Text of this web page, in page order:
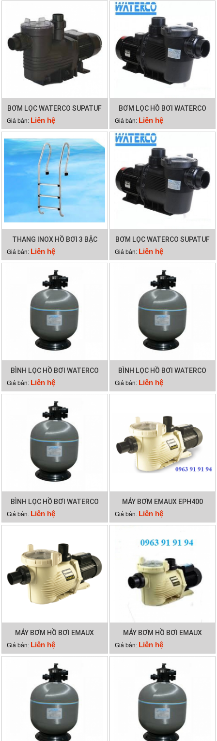
BƠM LỌC WATERCO SUPATUF
150
Giá bán: Liên hệ
BƠM LỌC HỒ BƠI WATERCO
SUPATUF
Giá bán: Liên hệ
THANG INOX HỒ BƠI 3 BẬC
Giá bán: Liên hệ
BƠM LỌC WATERCO SUPATUF
100
Giá bán: Liên hệ
BÌNH LỌC HỒ BƠI WATERCO
S700
Giá bán: Liên hệ
BÌNH LỌC HỒ BƠI WATERCO
S900
Giá bán: Liên hệ
BÌNH LỌC HỒ BƠI WATERCO
S800
Giá bán: Liên hệ
MÁY BƠM EMAUX EPH400
Giá bán: Liên hệ
MÁY BƠM HỒ BƠI EMAUX
EPH300
Giá bán: Liên hệ
MÁY BƠM HỒ BƠI EMAUX
EPH200
Giá bán: Liên hệ